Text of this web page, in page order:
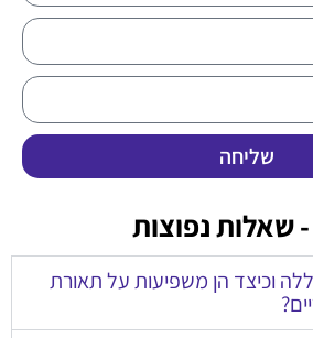
שליחה
נפוצות
וכיצד הן משפיעות על תאורת